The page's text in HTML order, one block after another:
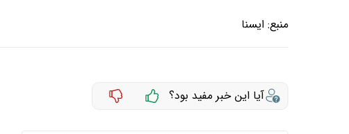
منبع: ايسنا
آیا این خبر مفید بود؟